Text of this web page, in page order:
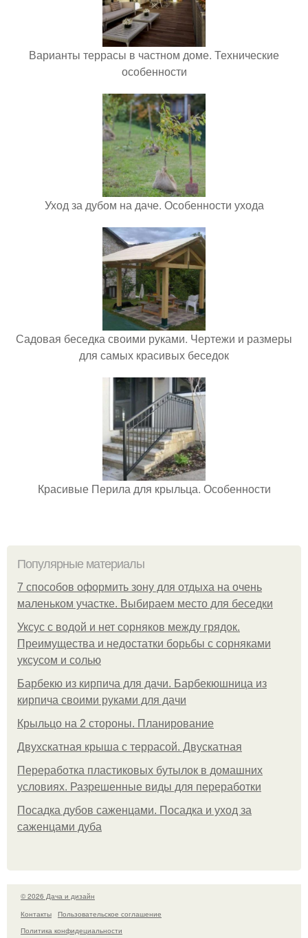
Варианты террасы в частном доме. Технические
особенности
Уход за дубом на даче. Особенности ухода
Садовая беседка своими руками. Чертежи и размеры
для самых красивых беседок
Красивые Перила для крыльца. Особенности
Популярные материалы
7 способов оформить зону для отдыха на очень
маленьком участке. Выбираем место для беседки
Уксус с водой и нет сорняков между грядок.
Преимущества и недостатки борьбы с сорняками
уксусом и солью
Барбекю из кирпича для дачи. Барбекюшница из
кирпича своими руками для дачи
Крыльцо на 2 стороны. Планирование
Двухскатная крыша с террасой. Двускатная
Переработка пластиковых бутылок в домашних
условиях. Разрешенные виды для переработки
Посадка дубов саженцами. Посадка и уход за
саженцами дуба
© 2026 Дача и дизайн
Контакты
Пользовательское соглашение
Политика конфидециальности